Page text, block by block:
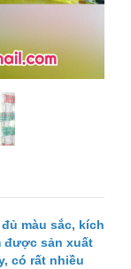
màu sắc, kích
được sản xuất
có rất nhiều